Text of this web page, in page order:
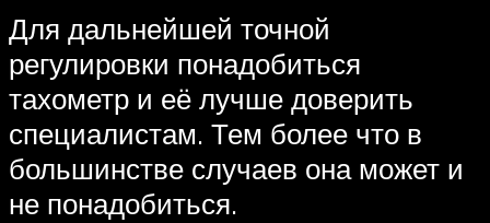
Для дальнейшей точной
регулировки понадобиться
тахометр и её лучше доверить
специалистам. Тем более что в
большинстве случаев она может и
не понадобиться.